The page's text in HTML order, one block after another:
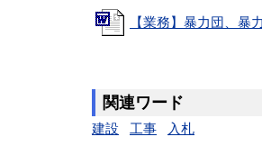
【業務】暴力団、暴
関連ワード
建設 工事 入札